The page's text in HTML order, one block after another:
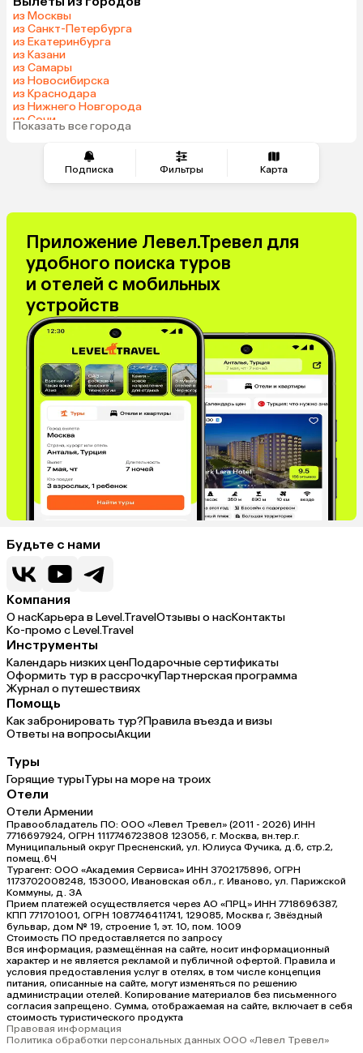
Подписка Фильтры Карта
из Москвы
из Санкт-Петербурга
из Екатеринбурга
из Казани
из Самары
из Новосибирска
из Краснодара
из Нижнего Новгорода
из Сочи
из Челябинска
Показать все города
Приложение Левел.Тревел для
удобного поиска туров
и отелей с мобильных
устройств
Будьте с нами
Компания
О насКарьера в Level.TravelОтзывы о насКонтакты
Ко-промо с Level.Travel
Инструменты
Календарь низких ценПодарочные сертификаты
Оформить тур в рассрочкуПартнерская программа
Журнал о путешествиях
Помощь
Как забронировать тур?Правила въезда и визы
Ответы на вопросыАкции
Туры
Горящие турыТуры на море на троих
Отели
Отели Армении
Правообладатель ПО: ООО «Левел Тревел» (2011 - 2026) ИНН
7716697924, ОГРН 1117746723808 123056, г. Москва, вн.тер.г.
Муниципальный округ Пресненский, ул. Юлиуса Фучика, д.6, стр.2,
помещ.6Ч
Турагент: ООО «Академия Сервиса» ИНН 3702175896, ОГРН
1173702008248, 153000, Ивановская обл., г. Иваново, ул. Парижской
Коммуны, д. ЗА
Прием платежей осуществляется через АО «ПРЦ» ИНН 7718696387,
КПП 771701001, ОГРН 1087746411741, 129085, Москва г, Звёздный
бульвар, дом № 19, строение 1, эт. 10, пом. 1009
Стоимость ПО предоставляется по запросу
Вся информация, размещённая на сайте, носит информационный
характер и не является рекламой и публичной офертой. Правила и
условия предоставления услуг в отелях, в том числе концепция
питания, описанные на сайте, могут изменяться по решению
администрации отелей. Копирование материалов без письменного
согласия запрещено. Сумма, отображаемая на сайте, включает в себя
стоимость туристического продукта
Правовая информация
Политика обработки персональных данных ООО «Левел Тревел»